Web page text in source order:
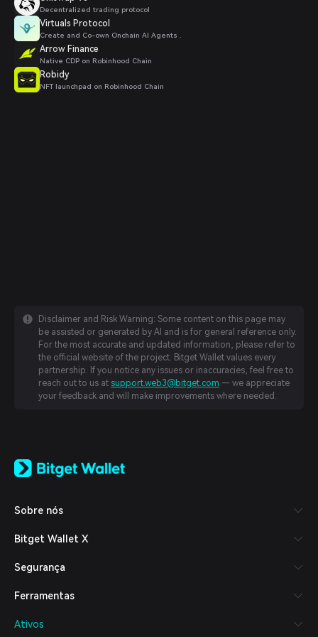
Decentralized trading protocol
Virtuals Protocol
Create and Co-own Onchain AI Agents .
Arrow Finance
Native CDP on Robinhood Chain
Robidy
NFT launchpad on Robinhood Chain
Disclaimer and Risk Warning: Some content on this page may
be assisted or generated by AI and is for general reference only.
For the most accurate and updated information, please refer to
the official website of the project. Bitget Wallet values every
partnership. If you notice any issues or inaccuracies, feel free to
reach out to us at support.web3@bitget.com — we appreciate
your feedback and will make improvements where needed.
日本語
Español (Latinoamérica)
Italiano
Deutsch
繁體中文
Bahasa Indonesia
Sobre nós
Bitget Wallet X
Segurança
Ferramentas
Ativos